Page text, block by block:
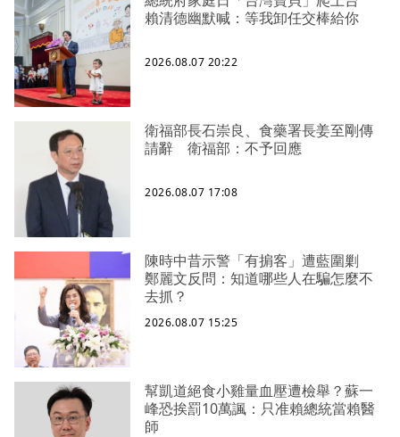
賴清德幽默喊：等我卸任交棒給你
2026.08.07 20:22
衛福部長石崇良、食藥署長姜至剛傳
請辭 衛福部：不予回應
2026.08.07 17:08
陳時中昔示警「有掮客」遭藍圍剿
鄭麗文反問：知道哪些人在騙怎麼不
去抓？
2026.08.07 15:25
幫凱道絕食小雞量血壓遭檢舉？蘇一
峰恐挨罰10萬諷：只准賴總統當賴醫
師